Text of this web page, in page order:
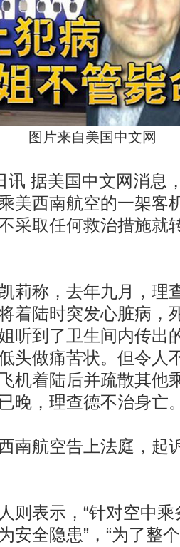
图片来自美国中文网
据美国中文网消息
美西南航空的一架客
采取任何救治措施就
称，去年九月，理
着陆时突发心脏病，
听到了卫生间内传出
头做痛苦状。但令人
机着陆后并疏散其他
晚，理查德不治身亡
航空告上法庭，起
表示，“针对空中乘
安全隐患”，“为了整